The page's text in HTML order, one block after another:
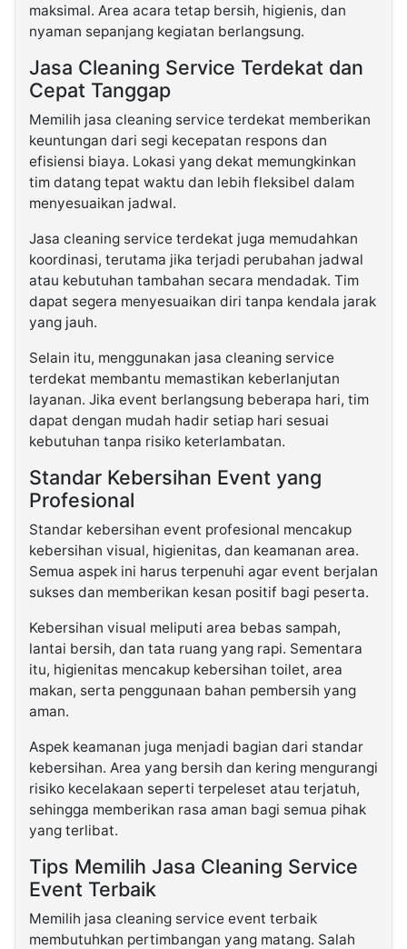
maksimal. Area acara tetap bersih, higienis, dan
nyaman sepanjang kegiatan berlangsung.
Jasa Cleaning Service Terdekat dan
Cepat Tanggap
Memilih jasa cleaning service terdekat memberikan
keuntungan dari segi kecepatan respons dan
efisiensi biaya. Lokasi yang dekat memungkinkan
tim datang tepat waktu dan lebih fleksibel dalam
menyesuaikan jadwal.
Jasa cleaning service terdekat juga memudahkan
koordinasi, terutama jika terjadi perubahan jadwal
atau kebutuhan tambahan secara mendadak. Tim
dapat segera menyesuaikan diri tanpa kendala jarak
yang jauh.
Selain itu, menggunakan jasa cleaning service
terdekat membantu memastikan keberlanjutan
layanan. Jika event berlangsung beberapa hari, tim
dapat dengan mudah hadir setiap hari sesuai
kebutuhan tanpa risiko keterlambatan.
Standar Kebersihan Event yang
Profesional
Standar kebersihan event profesional mencakup
kebersihan visual, higienitas, dan keamanan area.
Semua aspek ini harus terpenuhi agar event berjalan
sukses dan memberikan kesan positif bagi peserta.
Kebersihan visual meliputi area bebas sampah,
lantai bersih, dan tata ruang yang rapi. Sementara
itu, higienitas mencakup kebersihan toilet, area
makan, serta penggunaan bahan pembersih yang
aman.
Aspek keamanan juga menjadi bagian dari standar
kebersihan. Area yang bersih dan kering mengurangi
risiko kecelakaan seperti terpeleset atau terjatuh,
sehingga memberikan rasa aman bagi semua pihak
yang terlibat.
Tips Memilih Jasa Cleaning Service
Event Terbaik
Memilih jasa cleaning service event terbaik
membutuhkan pertimbangan yang matang. Salah